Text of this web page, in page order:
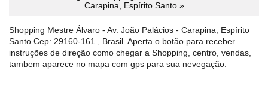
Carapina, Espírito Santo »
Shopping Mestre Álvaro - Av. João Palácios - Carapina, Espírito
Santo Cep: 29160-161 , Brasil. Aperta o botão para receber
instruções de direção como chegar a Shopping, centro, vendas,
tambem aparece no mapa com gps para sua nevegação.